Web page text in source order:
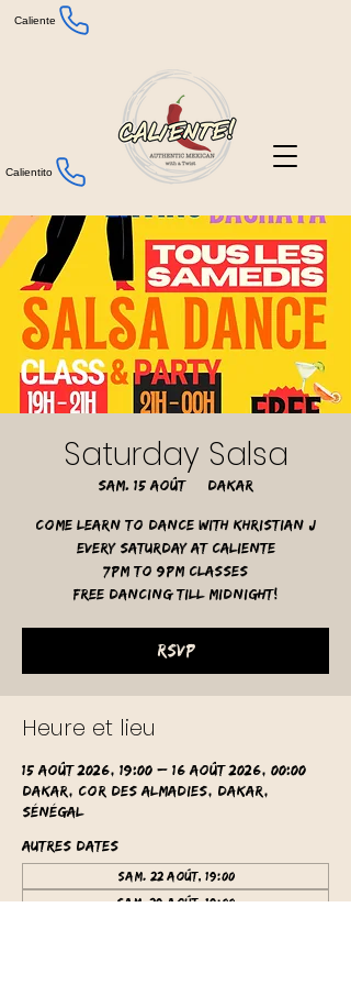
Caliente
Calientito
Saturday Salsa
sam. 15 août
  |
Dakar
Come learn to dance with Khristian J
Every Saturday at Caliente
7pm to 9pm classes
free dancing till midnight!
RSVP
Heure et lieu
15 août 2026, 19:00 – 16 août 2026, 00:00
Dakar, Cor des Almadies, Dakar,
Sénégal
Autres dates
sam. 22 août, 19:00
sam. 29 août, 19:00